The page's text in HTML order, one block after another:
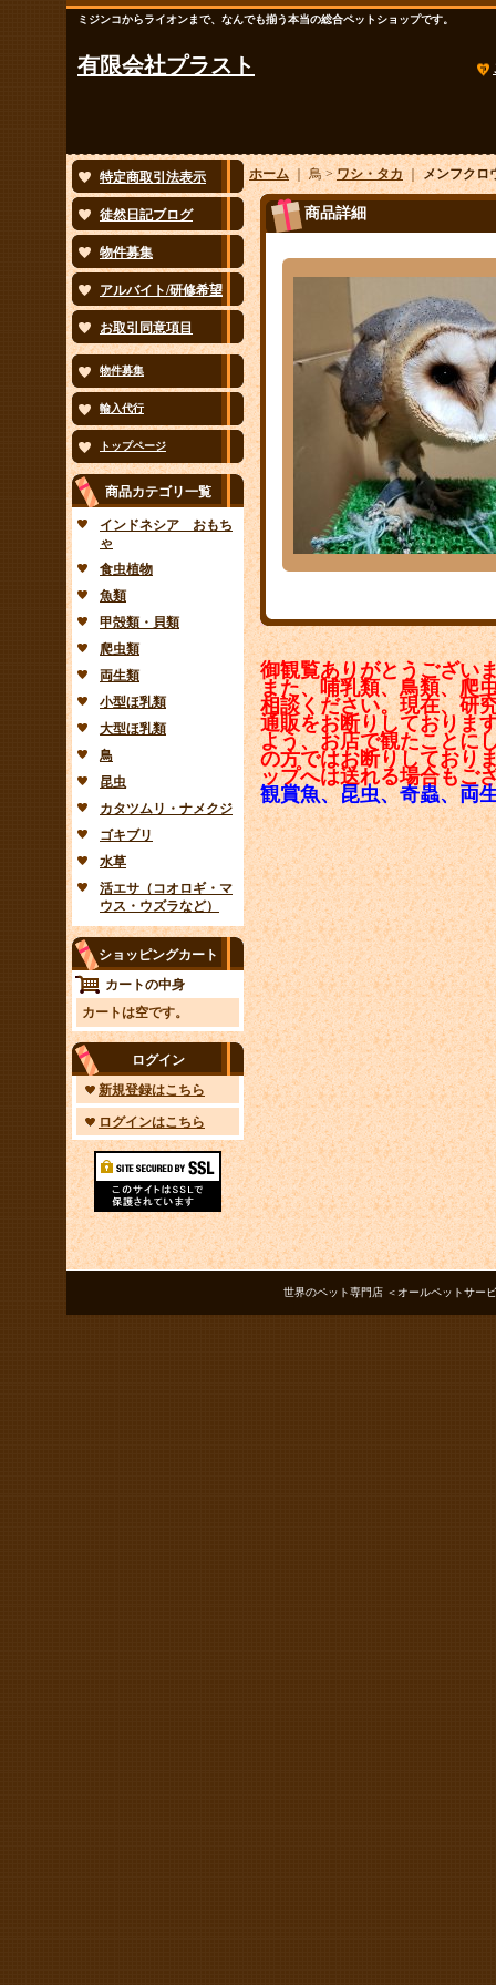
ミジンコからライオンまで、なんでも揃う本当の総合ペットショップです。
有限会社プラスト
特定商取引法表示
徒然日記ブログ
物件募集
アルバイト/研修希望
お取引同意項目
物件募集
輸入代行
トップページ
商品カテゴリ一覧
インドネシア おもち
ゃ
食虫植物
魚類
甲殻類・貝類
爬虫類
両生類
小型ほ乳類
大型ほ乳類
鳥
昆虫
カタツムリ・ナメクジ
ゴキブリ
水草
活エサ（コオロギ・マ
ウス・ウズラなど）
ショッピングカート
カートの中身
カートは空です。
ログイン
新規登録はこちら
ログインはこちら
ホーム｜ 鳥 >ワシ・タカ｜メンフク
商品詳細
御観覧ありがとうござい
また、哺乳類、鳥類、爬
相談ください。現在、研
通販をお断りしておりま
よう、お店で観たことに
の方ではお断りしており
ップへは送れる場合もご
観賞魚、昆虫、奇蟲、両
世界のペット専門店 ＜オールペットサー